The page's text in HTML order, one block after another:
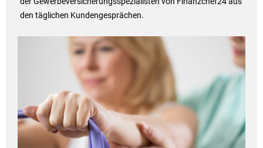
den täglichen Kundengesprächen.